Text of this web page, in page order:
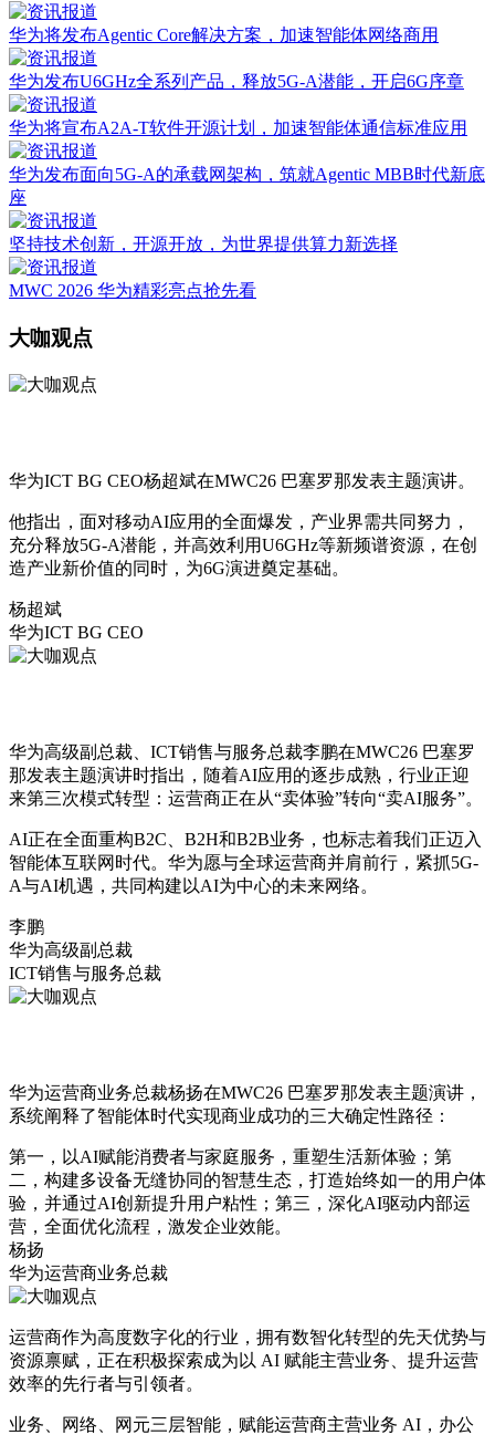
华为将发布Agentic Core解决方案，加速智能体网络商用
华为发布U6GHz全系列产品，释放5G-A潜能，开启6G序章
华为将宣布A2A-T软件开源计划，加速智能体通信标准应用
华为发布面向5G-A的承载网架构，筑就Agentic MBB时代新底
座
坚持技术创新，开源开放，为世界提供算力新选择
MWC 2026 华为精彩亮点抢先看
大咖观点
华为ICT BG CEO杨超斌在MWC26 巴塞罗那发表主题演讲。
他指出，面对移动AI应用的全面爆发，产业界需共同努力，
充分释放5G-A潜能，并高效利用U6GHz等新频谱资源，在创
造产业新价值的同时，为6G演进奠定基础。
杨超斌
华为ICT BG CEO
华为高级副总裁、ICT销售与服务总裁李鹏在MWC26 巴塞罗
那发表主题演讲时指出，随着AI应用的逐步成熟，行业正迎
来第三次模式转型：运营商正在从“卖体验”转向“卖AI服务”。
AI正在全面重构B2C、B2H和B2B业务，也标志着我们正迈入
智能体互联网时代。华为愿与全球运营商并肩前行，紧抓5G-
A与AI机遇，共同构建以AI为中心的未来网络。
李鹏
华为高级副总裁
ICT销售与服务总裁
华为运营商业务总裁杨扬在MWC26 巴塞罗那发表主题演讲，
系统阐释了智能体时代实现商业成功的三大确定性路径：
第一，以AI赋能消费者与家庭服务，重塑生活新体验； 第
二，构建多设备无缝协同的智慧生态，打造始终如一的用户体
验，并通过AI创新提升用户粘性； 第三，深化AI驱动内部运
营，全面优化流程，激发企业效能。
杨扬
华为运营商业务总裁
运营商作为高度数字化的行业，拥有数智化转型的先天优势与
资源禀赋，正在积极探索成为以 AI 赋能主营业务、提升运营
效率的先行者与引领者。
业务、网络、网元三层智能，赋能运营商主营业务 AI，办公